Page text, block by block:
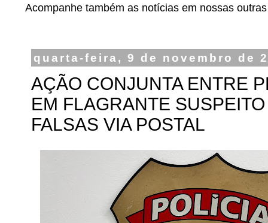
Acompanhe também as notícias em nossas
quarta-feira, 9 de novembro de
AÇÃO CONJUNTA ENTRE
EM FLAGRANTE
FALSAS VIA POSTAL